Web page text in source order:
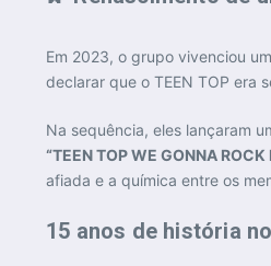
Em 2023, o grupo vivenciou
declarar que o TEEN TOP era
Na sequência, eles lançaram
“TEEN TOP WE GONNA ROCK
afiada e a química entre os
15 anos de história